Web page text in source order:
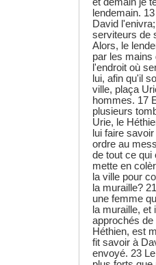
et demain je
lendemain.
David
serviteurs de
Alors, le
par les
l'endroit où
lui, afin qu'il
ville, plaça
hommes. 17
plusieurs
Urie, le
lui faire
ordre au
de tout ce qui
mette en
la ville pour
la muraille?
une femme
la muraille,
approchés de
Héthien, est
fit savoir à
envoyé. 23